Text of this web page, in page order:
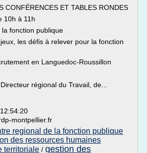
CONFÉRENCES ET TABLES RONDES
10h à 11h
fonction publique
les défis à relever pour la fonction
en Languedoc-Roussillon
régional du Travail, de...
montpellier.fr
regional de la fonction publique
des ressources humaines
territoriale / gestion des